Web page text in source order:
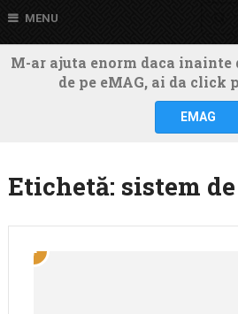
MENU
M-ar ajuta enorm daca inainte
de pe eMAG, ai da click
EMAG
Etichetă: sistem